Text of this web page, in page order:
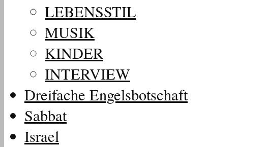
LEBENSSTIL
MUSIK
KINDER
INTERVIEW
Dreifache Engelsbotschaft
Sabbat
Israel